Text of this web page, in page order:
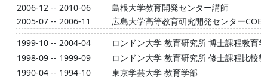
2006-12 -- 2010-06
島根大学教育開発センター講師
2005-07 -- 2006-11
広島大学高等教育研究開発センター
1999-10 -- 2004-04
ロンドン大学 教育研究所 博士課程教
1998-09 -- 1999-09
ロンドン大学 教育研究所 修士課程比
1990-04 -- 1994-10
東京学芸大学 教育学部